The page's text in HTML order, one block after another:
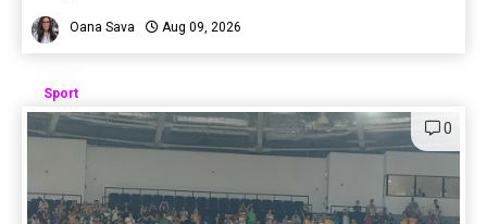
Oana Sava Aug 09, 2026
Sport
0